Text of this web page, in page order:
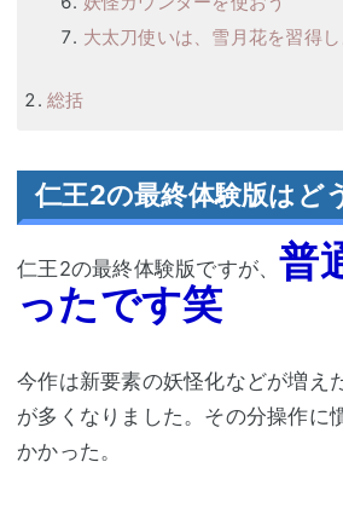
大太刀使いは、雪月花を習得し
総括
仁王2の最終体験版はど
仁王2の最終体験版ですが、普
ったです笑
今作は新要素の妖怪化などが増え
が多くなりました。その分操作に
かかった。